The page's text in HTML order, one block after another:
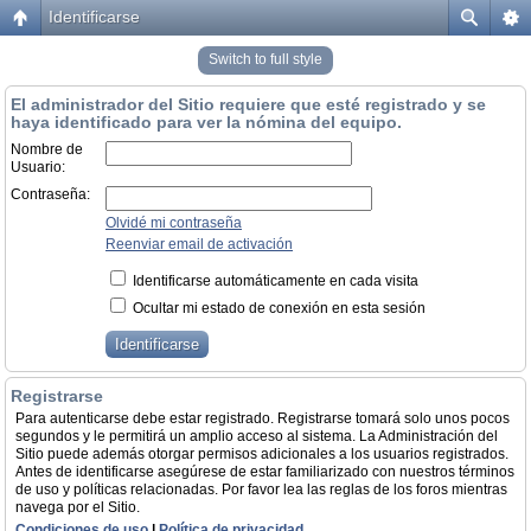
Identificarse
Switch to full style
El administrador del Sitio requiere que esté registrado y se
haya identificado para ver la nómina del equipo.
Nombre de
Usuario:
Contraseña:
Olvidé mi contraseña
Reenviar email de activación
Identificarse automáticamente en cada visita
Ocultar mi estado de conexión en esta sesión
Registrarse
Para autenticarse debe estar registrado. Registrarse tomará solo unos pocos
segundos y le permitirá un amplio acceso al sistema. La Administración del
Sitio puede además otorgar permisos adicionales a los usuarios registrados.
Antes de identificarse asegúrese de estar familiarizado con nuestros términos
de uso y políticas relacionadas. Por favor lea las reglas de los foros mientras
navega por el Sitio.